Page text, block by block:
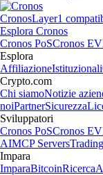
CronosLayer1
Esplora Cronos
Cronos PoSCronos
Esplora
AffiliazioneIstituzionali
Crypto.com
Chi siamoNotizie
noiPartnerSicurezza
Sviluppatori
Cronos PoSCronos
AIMCP Servers
Impara
ImparaBitcoinRicerca